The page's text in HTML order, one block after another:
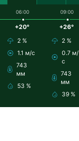
06:00
+20°
2 %
1.1 м/с
743
мм
53 %
09:00
+26°
2 %
0.7 м/
с
743
мм
39 %